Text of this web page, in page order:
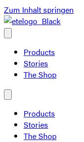
Zum Inhalt springen
Products
Stories
The Shop
Products
Stories
The Shop